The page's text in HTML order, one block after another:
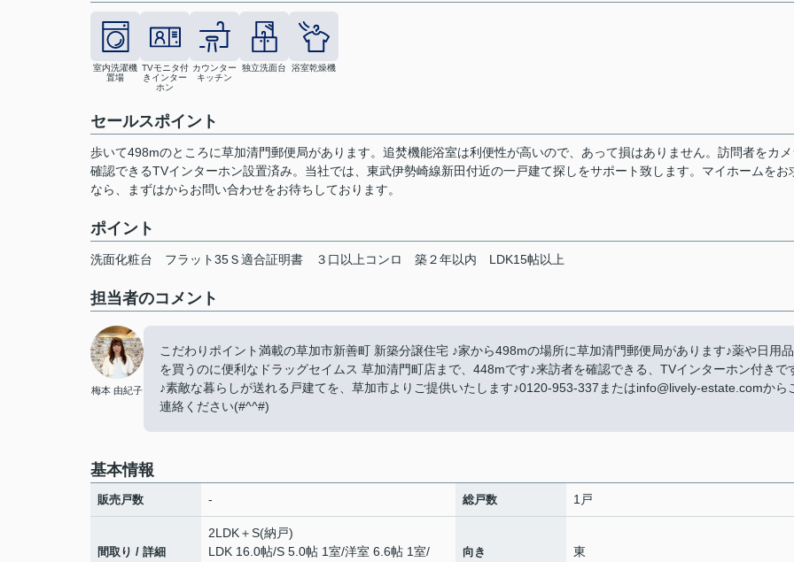
室内洗濯機
置場
TVモニタ付
きインター
ホン
カウンター
キッチン
独立洗面台 浴室乾燥機
セールスポイント
歩いて498mのところに草加清門郵便局があります。追焚機能浴室は利便性が高いので、あって損はありません。訪問者をカ
確認できるTVインターホン設置済み。当社では、東武伊勢崎線新田付近の一戸建て探しをサポート致します。マイホームをお
なら、まずはからお問い合わせをお待ちしております。
ポイント
洗面化粧台 フラット35Ｓ適合証明書 ３口以上コンロ 築２年以内 LDK15帖以上
担当者のコメント
梅本 由紀子
こだわりポイント満載の草加市新善町 新築分譲住宅 ♪家から498mの場所に草加清門郵便局があります♪薬や日用品
を買うのに便利なドラッグセイムス 草加清門町店まで、448mです♪来訪者を確認できる、TVインターホン付きで
♪素敵な暮らしが送れる戸建てを、草加市よりご提供いたします♪0120-953-337またはinfo@lively-estate.comから
連絡ください(#^^#)
基本情報
販売戸数 - 総戸数 1戸
間取り / 詳細
2LDK＋S(納戸)
LDK 16.0帖/S 5.0帖 1室/洋室 6.6帖 1室/
向き 東